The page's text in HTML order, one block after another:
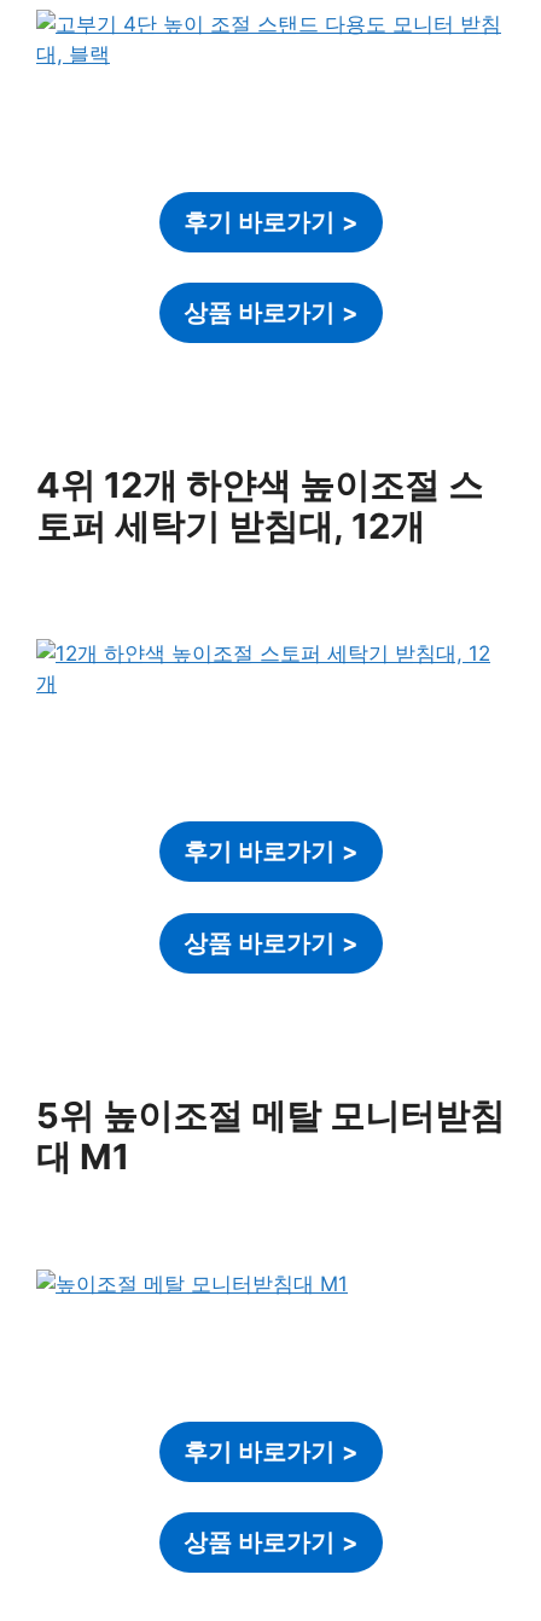
후기 바로가기 >
상품 바로가기 >
4위 12개 하얀색 높이조절 스
토퍼 세탁기 받침대, 12개
후기 바로가기 >
상품 바로가기 >
5위 높이조절 메탈 모니터받침
대 M1
후기 바로가기 >
상품 바로가기 >